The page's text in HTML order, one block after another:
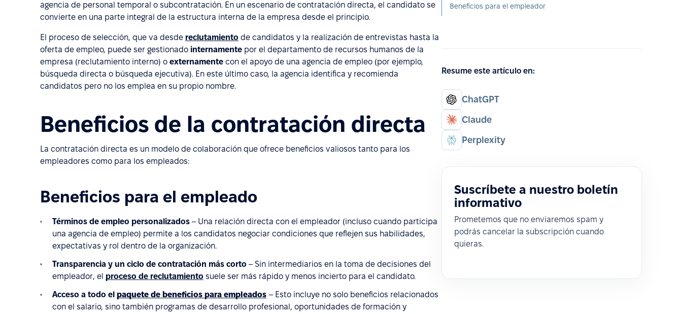
agencia de personal temporal o subcontratación. En un escenario de contratación directa, el candidato se
convierte en una parte integral de la estructura interna de la empresa desde el principio.
El proceso de selección, que va desde reclutamiento de candidatos y la realización de entrevistas hasta la
oferta de empleo, puede ser gestionado internamente por el departamento de recursos humanos de la
empresa (reclutamiento interno) o externamente con el apoyo de una agencia de empleo (por ejemplo,
búsqueda directa o búsqueda ejecutiva). En este último caso, la agencia identifica y recomienda
candidatos pero no los emplea en su propio nombre.
Beneficios de la contratación directa
La contratación directa es un modelo de colaboración que ofrece beneficios valiosos tanto para los
empleadores como para los empleados:
Beneficios para el empleado
Términos de empleo personalizados – Una relación directa con el empleador (incluso cuando participa
una agencia de empleo) permite a los candidatos negociar condiciones que reflejen sus habilidades,
expectativas y rol dentro de la organización.
Transparencia y un ciclo de contratación más corto – Sin intermediarios en la toma de decisiones del
empleador, el proceso de reclutamiento suele ser más rápido y menos incierto para el candidato.
Acceso a todo el paquete de beneficios para empleados – Esto incluye no solo beneficios relacionados
con el salario, sino también programas de desarrollo profesional, oportunidades de formación y
Beneficios para el empleador
Resume este artículo en:
ChatGPT
Claude
Perplexity
Suscríbete a nuestro boletín
informativo
Prometemos que no enviaremos spam y
podrás cancelar la subscripción cuando
quieras.